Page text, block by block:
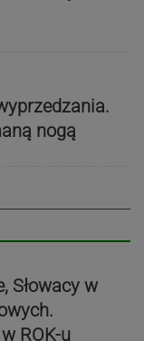
nogą
Słowacy w
ROK-u